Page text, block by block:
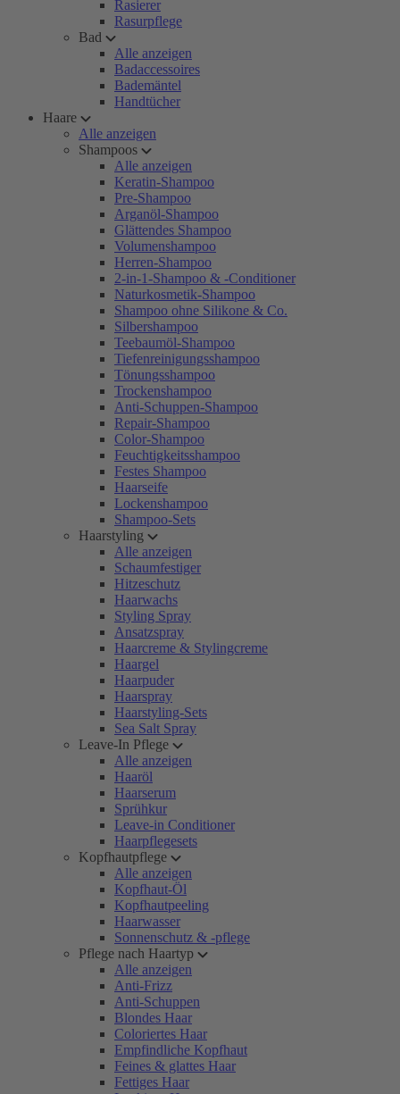
Rasierer
Rasurpflege
Bad
Alle anzeigen
Badaccessoires
Bademäntel
Handtücher
Haare
Alle anzeigen
Shampoos
Alle anzeigen
Keratin-Shampoo
Pre-Shampoo
Arganöl-Shampoo
Glättendes Shampoo
Volumenshampoo
Herren-Shampoo
2-in-1-Shampoo & -Conditioner
Naturkosmetik-Shampoo
Shampoo ohne Silikone & Co.
Silbershampoo
Teebaumöl-Shampoo
Tiefenreinigungsshampoo
Tönungsshampoo
Trockenshampoo
Anti-Schuppen-Shampoo
Repair-Shampoo
Color-Shampoo
Feuchtigkeitsshampoo
Festes Shampoo
Haarseife
Lockenshampoo
Shampoo-Sets
Haarstyling
Alle anzeigen
Schaumfestiger
Hitzeschutz
Haarwachs
Styling Spray
Ansatzspray
Haarcreme & Stylingcreme
Haargel
Haarpuder
Haarspray
Haarstyling-Sets
Sea Salt Spray
Leave-In Pflege
Alle anzeigen
Haaröl
Haarserum
Sprühkur
Leave-in Conditioner
Haarpflegesets
Kopfhautpflege
Alle anzeigen
Kopfhaut-Öl
Kopfhautpeeling
Haarwasser
Sonnenschutz & -pflege
Pflege nach Haartyp
Alle anzeigen
Anti-Frizz
Anti-Schuppen
Blondes Haar
Coloriertes Haar
Empfindliche Kopfhaut
Feines & glattes Haar
Fettiges Haar